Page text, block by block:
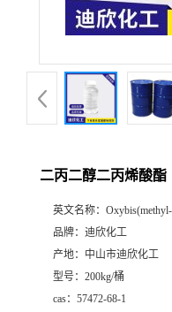
厅二丙二醇二丙烯酸酯
英文名称：
品牌： 迪欣化工
产地： 中山市迪欣化工
型号： 200kg/桶
cas： 57472-68-1